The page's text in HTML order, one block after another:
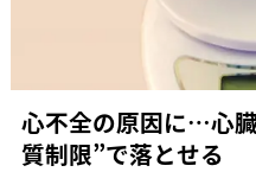
心不全の原因に…心
質制限”で落とせる